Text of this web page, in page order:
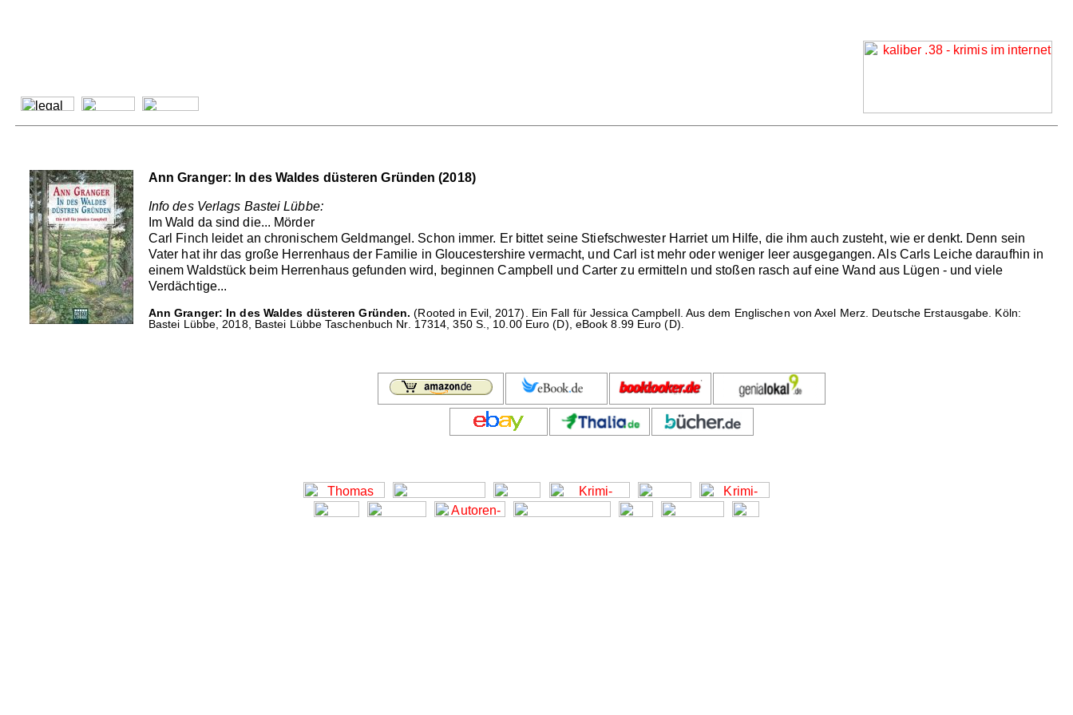
Ann Granger: In des Waldes düsteren Gründen (2018)
Info des Verlags Bastei Lübbe:
Im Wald da sind die... Mörder
Carl Finch leidet an chronischem Geldmangel. Schon immer. Er bittet seine Stiefschwester Harriet um Hilfe, die ihm auch zusteht, wie er denkt. Denn sein
Vater hat ihr das große Herrenhaus der Familie in Gloucestershire vermacht, und Carl ist mehr oder weniger leer ausgegangen. Als Carls Leiche daraufhin in
einem Waldstück beim Herrenhaus gefunden wird, beginnen Campbell und Carter zu ermitteln und stoßen rasch auf eine Wand aus Lügen - und viele
Verdächtige...
Ann Granger: In des Waldes düsteren Gründen. (Rooted in Evil, 2017). Ein Fall für Jessica Campbell. Aus dem Englischen von Axel Merz. Deutsche Erstausgabe. Köln:
Bastei Lübbe, 2018, Bastei Lübbe Taschenbuch Nr. 17314, 350 S., 10.00 Euro (D), eBook 8.99 Euro (D).